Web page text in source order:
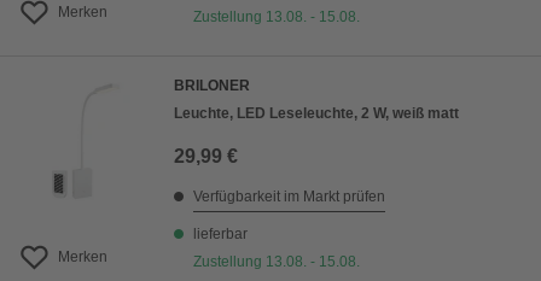
Merken
Zustellung 13.08. - 15.08.
Merken
BRILONER
Leuchte, LED Leseleuchte, 2 W, weiß matt
29,99 €
Verfügbarkeit im Markt prüfen
lieferbar
Zustellung 13.08. - 15.08.